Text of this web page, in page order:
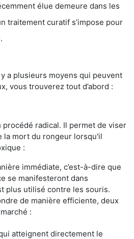
élue demeure dans les
traitement curatif s’impose pour
y a plusieurs moyens qui peuvent
vous trouverez tout d’abord :
procédé radical. Il permet de viser
la mort du rongeur lorsqu'il
:
immédiate, c’est-à-dire que
se manifesteront dans
plus utilisé contre les souris.
de manière efficiente, deux
:
atteignent directement le